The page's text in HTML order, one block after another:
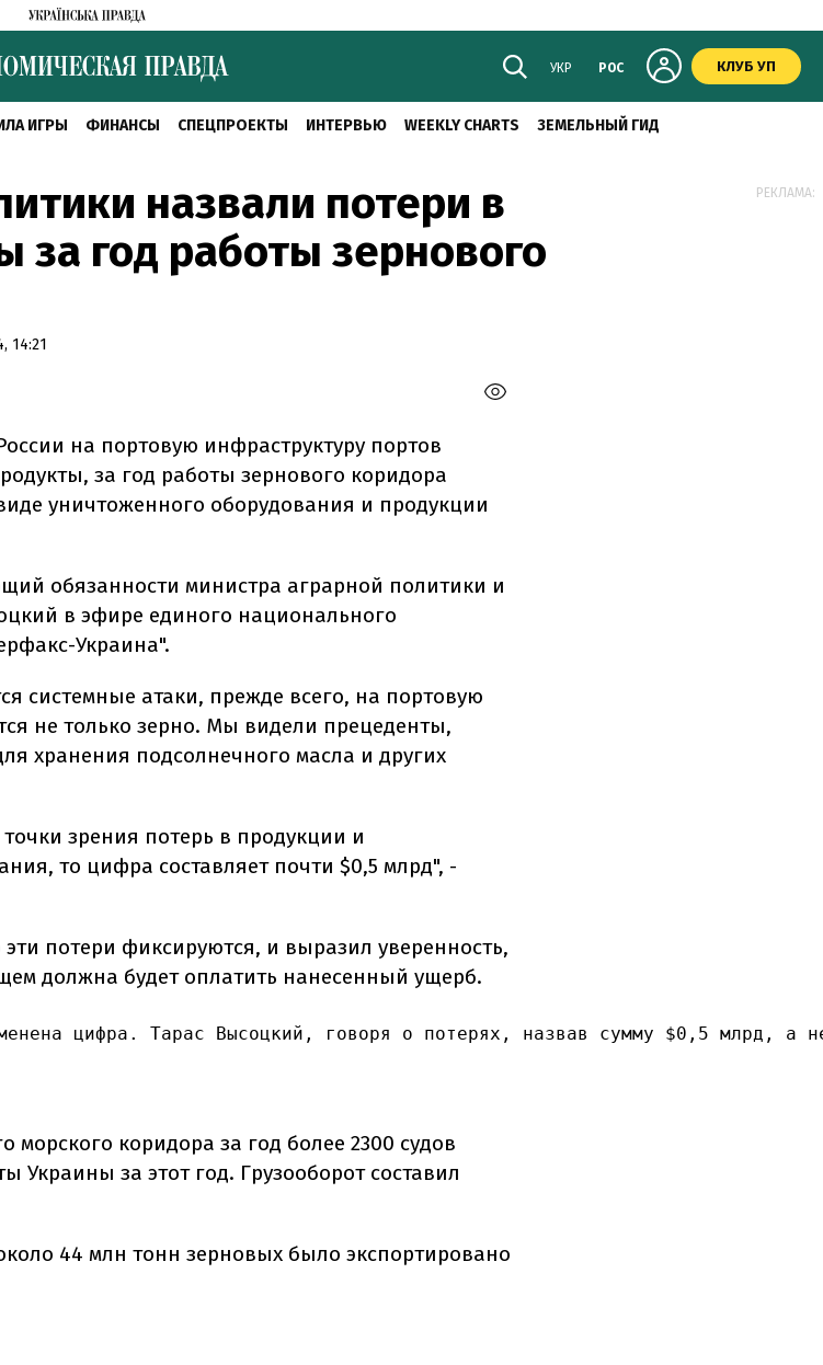
УКР РОС КЛУБ УП
ИГРЫ ФИНАНСЫ СПЕЦПРОЕКТЫ ИНТЕРВЬЮ WEEKLY CHARTS ЗЕМЕЛЬНЫЙ ГИД
назвали потери в
за год работы зернового
14:21
на портовую инфраструктуру портов
за год работы зернового коридора
уничтоженного оборудования и продукции
обязанности министра аграрной политики и
в эфире единого национального
Украина".
системные атаки, прежде всего, на портовую
не только зерно. Мы видели прецеденты,
хранения подсолнечного масла и других
зрения потерь в продукции и
то цифра составляет почти $0,5 млрд", -
потери фиксируются, и выразил уверенность,
должна будет оплатить нанесенный ущерб.
цифра. Тарас Высоцкий, говоря о потерях, назвав сумму $0,5 млрд, а
морского коридора за год более 2300 судов
Украины за этот год. Грузооборот составил
44 млн тонн зерновых было экспортировано
РЕКЛАМА: